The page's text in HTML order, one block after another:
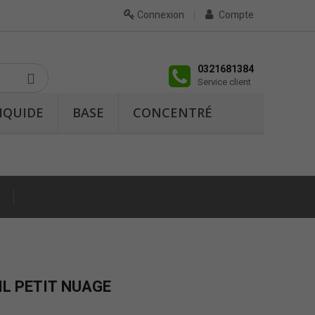
Compte
Connexion
0321681384
Service client
BASE CONCENTRÉ
PETIT NUAGE